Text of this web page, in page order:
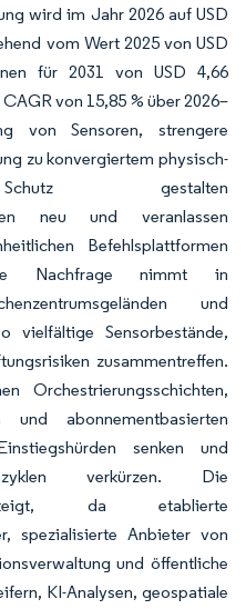
wird im Jahr 2026 auf USD
vom Wert 2025 von USD
für 2031 von USD 4,66
von 15,85 % über 2026–
von Sensoren, strengere
zu konvergiertem physisch-
gestalten
neu und veranlassen
Befehlsplattformen
Nachfrage nimmt in
und
vielfältige Sensorbestände,
zusammentreffen.
Orchestrierungsschichten,
und abonnementbasierten
senken und
verkürzen. Die
steigt, da etablierte
spezialisierte Anbieter von
und öffentliche
KI-Analysen, geospatiale